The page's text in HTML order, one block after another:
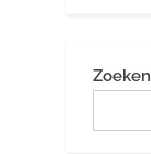
Zoeken